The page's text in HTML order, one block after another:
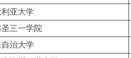
亚大学
三一学院
治大学